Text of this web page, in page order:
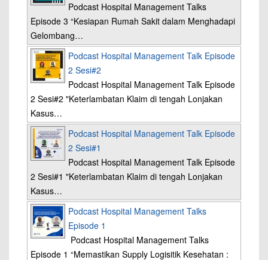
Podcast Hospital Management Talks
Episode 3 “Kesiapan Rumah Sakit dalam Menghadapi
Gelombang…
Podcast Hospital Management Talk Episode
2 Sesi#2
Podcast Hospital Management Talk Episode
2 Sesi#2 "Keterlambatan Klaim di tengah Lonjakan
Kasus…
Podcast Hospital Management Talk Episode
2 Sesi#1
Podcast Hospital Management Talk Episode
2 Sesi#1 "Keterlambatan Klaim di tengah Lonjakan
Kasus…
Podcast Hospital Management Talks
Episode 1
Podcast Hospital Management Talks
Episode 1 “Memastikan Supply Logisitik Kesehatan :